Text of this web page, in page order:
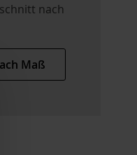
nach
Maß